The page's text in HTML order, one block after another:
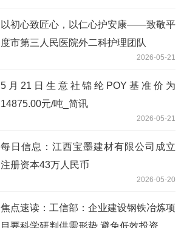
以初心致匠心，以仁心护安康——致敬平
度市第三人民医院外二科护理团队
2026-05-21
5月21日生意社锦纶POY基准价为
14875.00元/吨_简讯
2026-05-21
每日信息：江西宝墨建材有限公司成立
注册资本43万人民币
2026-05-20
焦点速读：工信部：企业建设钢铁冶炼项
目要科学研判供需形势 避免低效投资